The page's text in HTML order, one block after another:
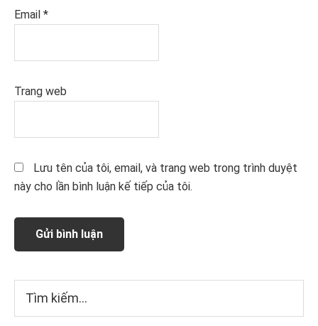
Email *
Trang web
Lưu tên của tôi, email, và trang web trong trình duyệt
này cho lần bình luận kế tiếp của tôi.
Sidebar
chính
kiếm...